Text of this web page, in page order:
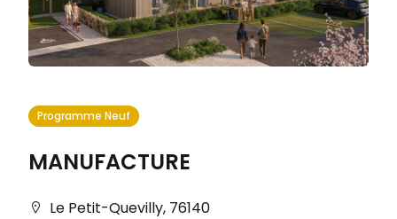
Programme Neuf
MANUFACTURE
Le Petit-Quevilly, 76140